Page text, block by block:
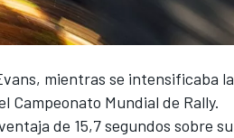
mientras se intensificaba la
Mundial de Rally.
de 15,7 segundos sobre su